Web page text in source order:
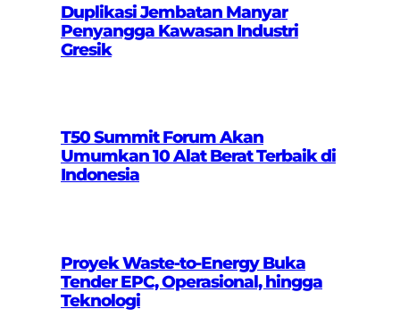
Duplikasi Jembatan Manyar
Penyangga Kawasan Industri
Gresik
T50 Summit Forum Akan
Umumkan 10 Alat Berat Terbaik di
Indonesia
Proyek Waste-to-Energy Buka
Tender EPC, Operasional, hingga
Teknologi